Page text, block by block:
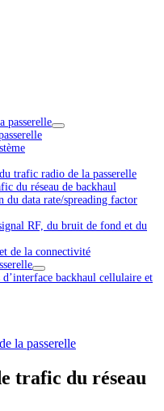
passerelle
trafic radio de la passerelle
du réseau de backhaul
data rate/spreading factor
RF, du bruit de fond et du
de la connectivité
backhaul cellulaire et
la passerelle
trafic du réseau